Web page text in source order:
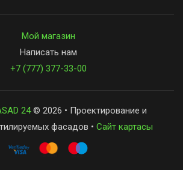
Мой магазин
Написать нам
+7 (777) 377-33-00
24© 2026 • Проектирование и
фасадов • Сайт картасы